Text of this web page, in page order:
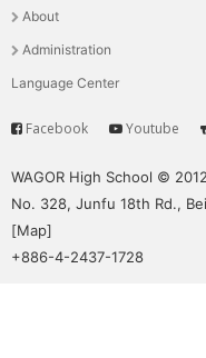
具
國
移
動
的
世
界
公
單
About
Administration
Language Center
Service
Facebook Youtube
WAGOR High School ©
No. 328, Junfu 18th Rd.,
[Map]
+886-4-2437-1728